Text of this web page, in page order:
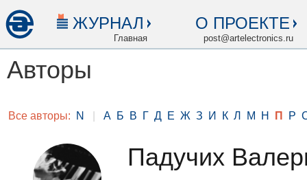
ЖУРНАЛ
Главная
О ПРОЕКТЕ
post@artelectronics.ru
Авторы
Все авторы: N А Б В Г Д Е Ж З И К Л М Н П Р
Падучих